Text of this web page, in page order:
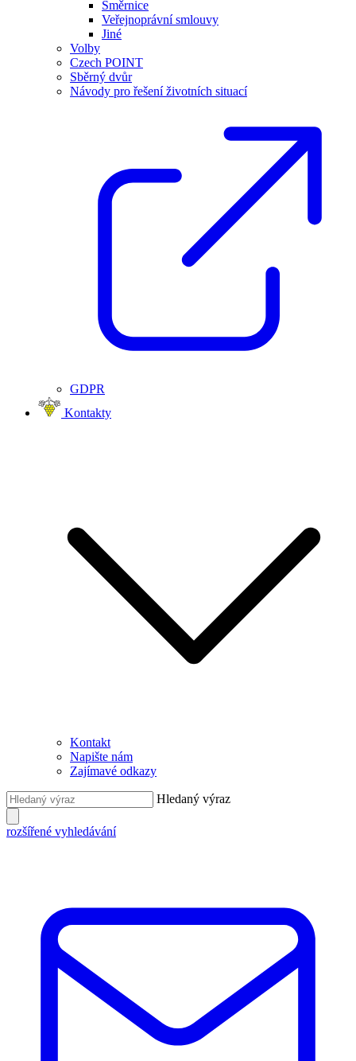
Směrnice
Veřejnoprávní smlouvy
Jiné
Volby
Czech POINT
Sběrný dvůr
Návody pro řešení životních situací
GDPR
Kontakty
Kontakt
Napište nám
Zajímavé odkazy
Hledaný výraz
rozšířené vyhledávání